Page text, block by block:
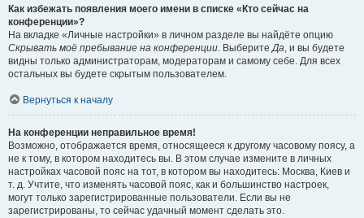
Как избежать появления моего имени в списке «Кто сейчас на
конференции»?
На вкладке «Личные настройки» в личном разделе вы найдёте опцию
Скрывать моё пребывание на конференции. ВыберитеДа, и вы будете
видны только администраторам, модераторам и самому себе. Для всех
остальных вы будете скрытым пользователем.
Вернуться к началу
На конференции неправильное время!
Возможно, отображается время, относящееся к другому часовому поясу, а
не к тому, в котором находитесь вы. В этом случае измените в личных
настройках часовой пояс на тот, в котором вы находитесь: Москва, Киев и
т. д. Учтите, что изменять часовой пояс, как и большинство настроек,
могут только зарегистрированные пользователи. Если вы не
зарегистрированы, то сейчас удачный момент сделать это.